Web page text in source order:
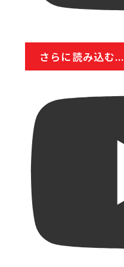
さらに読み込む...